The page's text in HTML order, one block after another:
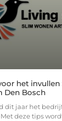
het invullen
Den Bosch
dit jaar het
deze tips